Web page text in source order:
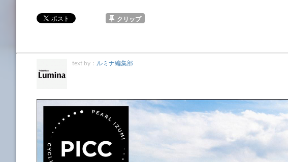
クリップ
text by： ルミナ編集部